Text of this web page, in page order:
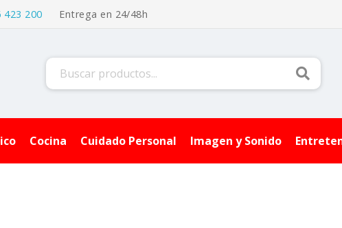
423 200 Entrega en 24/48h
Cocina Cuidado Personal Imagen y Sonido